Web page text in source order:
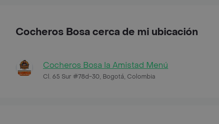
Cocheros Bosa cerca de mi ubicación
Cocheros Bosa la Amistad Menú
Cl. 65 Sur #78d-30, Bogotá, Colombia